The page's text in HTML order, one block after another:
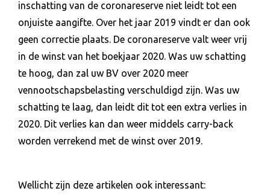
inschatting van de coronareserve niet leidt tot een
onjuiste aangifte. Over het jaar 2019 vindt er dan ook
geen correctie plaats. De coronareserve valt weer vrij
in de winst van het boekjaar 2020. Was uw schatting
te hoog, dan zal uw BV over 2020 meer
vennootschapsbelasting verschuldigd zijn. Was uw
schatting te laag, dan leidt dit tot een extra verlies in
2020. Dit verlies kan dan weer middels carry-back
worden verrekend met de winst over 2019.
Wellicht zijn deze artikelen ook interessant: